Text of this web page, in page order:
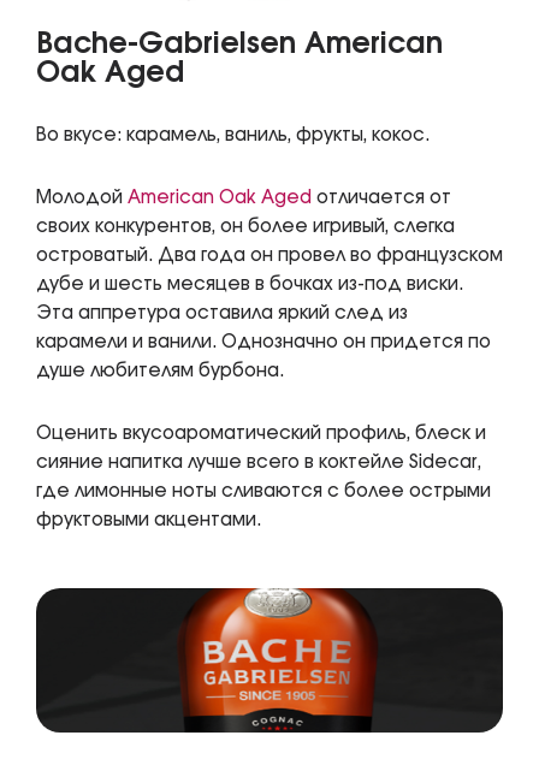
Bache-Gabrielsen American
Oak Aged
Во вкусе: карамель, ваниль, фрукты, кокос.
Молодой American Oak Aged отличается от
своих конкурентов, он более игривый, слегка
островатый. Два года он провел во французском
дубе и шесть месяцев в бочках из-под виски.
Эта аппретура оставила яркий след из
карамели и ванили. Однозначно он придется по
душе любителям бурбона.
Оценить вкусоароматический профиль, блеск и
сияние напитка лучше всего в коктейле Sidecar,
где лимонные ноты сливаются с более острыми
фруктовыми акцентами.